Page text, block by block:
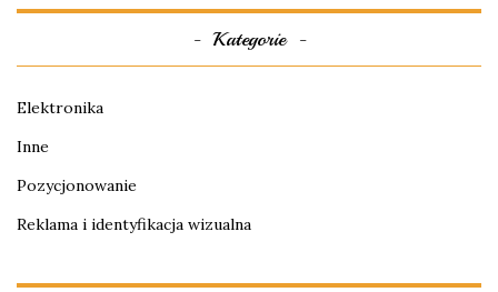
Kategorie
Elektronika
Inne
Pozycjonowanie
Reklama i identyfikacja wizualna